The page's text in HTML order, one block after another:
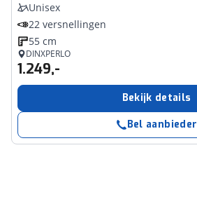
Unisex
22 versnellingen
55 cm
DINXPERLO
1.249,-
Bekijk details
Bel aanbieder